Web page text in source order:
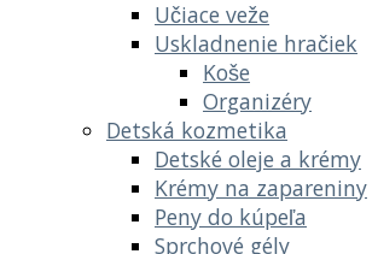
Učiace veže
Uskladnenie hračiek
Koše
Organizéry
Detská kozmetika
Detské oleje a krémy
Krémy na zapareniny
Peny do kúpeľa
Sprchové gély